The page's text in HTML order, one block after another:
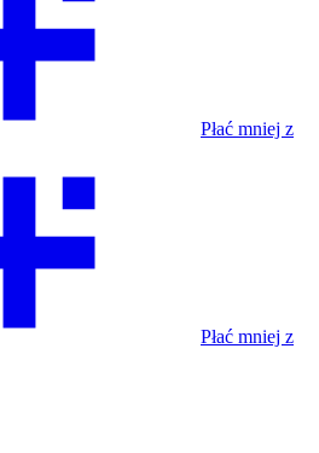
Płać mniej z
Płać mniej z